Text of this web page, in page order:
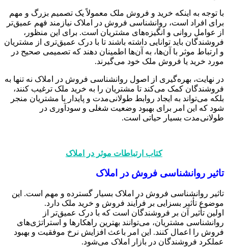
با توجه به اینکه خرید و فروش ملک معمولاً یک تصمیم بزرگ و مهم
برای افراد است، روانشناسی فروش در املاک نیازمند فهم عمیق‌تر
از عوامل روانی و انگیزه‌های مشتریان است. برای این منظور،
فروشندگان باید توانایی داشته باشند تا با درک عمیق‌تری از مشتریان
و ارتباط موثر با آن‌ها، به آن‌ها اطمینان دهند که تصمیمی صحیح در
مورد خرید یا فروش ملک خود می‌گیرند.
در نهایت، بهره‌گیری از اصول روانشناسی فروش در املاک نه تنها به
فروشندگان کمک می‌کند تا مشتریان را به خرید ملک ترغیب کنند،
بلکه می‌تواند به ایجاد روابط طولانی‌مدت و پایدار با مشتریان منجر
شود که این امر برای بهبود وضعیت شغلی و سودآوری در
طولانی‌مدت بسیار حیاتی است.
کتاب ارتباطات موثر در املاک
تاثیر روانشناسی فروش در املاک
تاثیر روانشناسی فروش در املاک بسیار گسترده و مهم است. این
موضوع تأثیر بسزایی بر فرآیند فروش و خرید ملک دارد.
اولین تأثیر آن بر فروشندگان است که با درک عمیق‌تر از
روانشناسی مشتریان، می‌توانند بهترین راهکارها و استراتژی‌های
فروش را اعمال کنند. این امر باعث افزایش نرخ موفقیت و بهبود
عملکرد فروشندگان در بازار املاک می‌شود.